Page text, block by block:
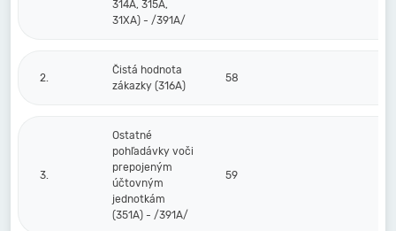
314A, 315A,
31XA) - /391A/
2.
Čistá hodnota
zákazky (316A)
58
3.
Ostatné
pohľadávky voči
prepojeným
účtovným
jednotkám
(351A) - /391A/
59